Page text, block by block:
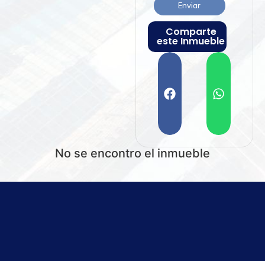
Enviar
Comparte
este Inmueble
No se encontro el inmueble